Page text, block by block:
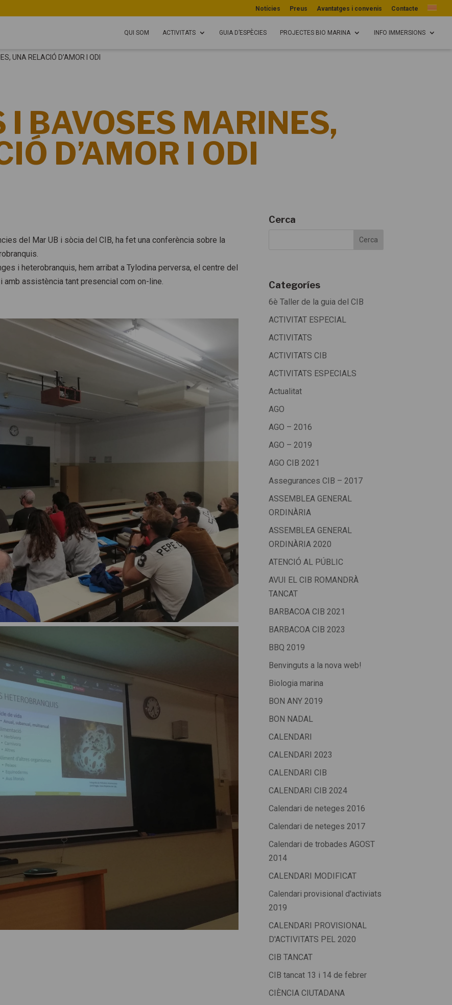
Notícies Preus Avantatges i convenis Contacte
QUI SOM ACTIVITATS GUIA D’ESPÈCIES PROJECTES BIO MARINA INFO IMMERSIONS
UNA RELACIÓ D’AMOR I ODI
I BAVOSES MARINES,
D’AMOR I ODI
del Mar UB i sòcia del CIB, ha fet una conferència sobre la
i heterobranquis, hem arribat a Tylodina perversa, el centre del
amb assistència tant presencial com on-line.
Cerca
Categoríes
6è Taller de la guia del CIB
ACTIVITAT ESPECIAL
ACTIVITATS
ACTIVITATS CIB
ACTIVITATS ESPECIALS
Actualitat
AGO
AGO – 2016
AGO – 2019
AGO CIB 2021
Assegurances CIB – 2017
ASSEMBLEA GENERAL
ORDINÀRIA
ASSEMBLEA GENERAL
ORDINÀRIA 2020
ATENCIÓ AL PÚBLIC
AVUI EL CIB ROMANDRÀ
TANCAT
BARBACOA CIB 2021
BARBACOA CIB 2023
BBQ 2019
Benvinguts a la nova web!
Biologia marina
BON ANY 2019
BON NADAL
CALENDARI
CALENDARI 2023
CALENDARI CIB
CALENDARI CIB 2024
Calendari de neteges 2016
Calendari de neteges 2017
Calendari de trobades AGOST
2014
CALENDARI MODIFICAT
Calendari provisional d'activiats
2019
CALENDARI PROVISIONAL
D'ACTIVITATS PEL 2020
CIB TANCAT
CIB tancat 13 i 14 de febrer
CIÈNCIA CIUTADANA